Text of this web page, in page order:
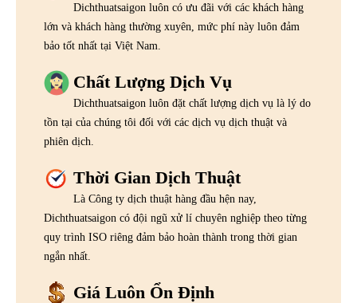
Dichthuatsaigon luôn có ưu đãi với các khách hàng
lớn và khách hàng thường xuyên, mức phí này luôn đảm
bảo tốt nhất tại Việt Nam.
Chất Lượng Dịch Vụ
Dichthuatsaigon luôn đặt chất lượng dịch vụ là lý do
tồn tại của chúng tôi đối với các dịch vụ dịch thuật và
phiên dịch.
Thời Gian Dịch Thuật
Là Công ty dịch thuật hàng đầu hện nay,
Dichthuatsaigon có đội ngũ xử lí chuyên nghiệp theo từng
quy trình ISO riêng đảm bảo hoàn thành trong thời gian
ngắn nhất.
Giá Luôn Ổn Định